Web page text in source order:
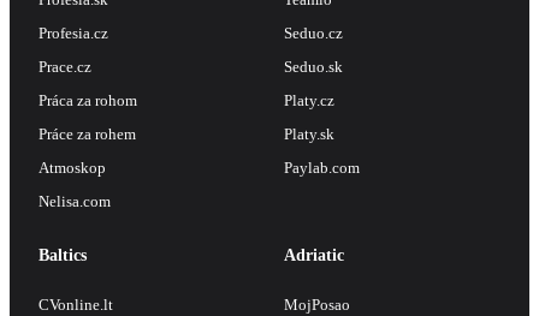
Profesia.cz
Prace.cz
Práca za rohom
Práce za rohem
Atmoskop
Nelisa.com
Seduo.cz
Seduo.sk
Platy.cz
Platy.sk
Paylab.com
Baltics
CVonline.lt
Adriatic
MojPosao